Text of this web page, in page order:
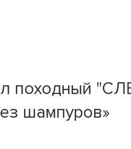
походный
шампуров»